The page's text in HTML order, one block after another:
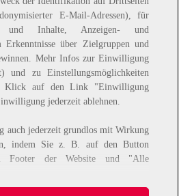
E-Mail-Adressen), für
und Inhalte, Anzeigen- und
Erkenntnisse über Zielgruppen und
Mehr Infos zur Einwilligung
und zu Einstellungsmöglichkeiten
auf den Link "Einwilligung
jederzeit ablehnen.
auch jederzeit grundlos mit Wirkung
indem Sie z. B. auf den Button
Footer der Website und "Alle